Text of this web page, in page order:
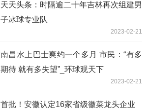
天天头条：时隔逾二十年吉林再次组建男
子冰球专业队
2023-02-21
南昌水上巴士爽约一个多月 市民：“有多
期待 就有多失望”_环球观天下
2023-02-21
首批！安徽认定16家省级徽菜龙头企业